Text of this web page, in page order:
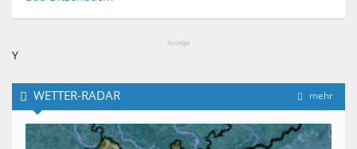
Anzeige
Y
mehr
WETTER-RADAR